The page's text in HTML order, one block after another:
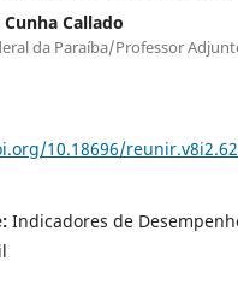
Callado
da Paraíba/Professor
10.18696/
Indicadores de